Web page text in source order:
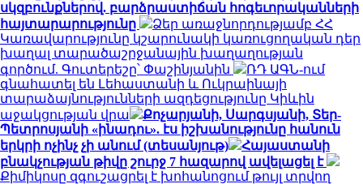
սկզբունքներով. բարձրաստիճան հոգեւորականների
հայտարարությունը
Ձեր առաջնորդությամբ ՀՀ
Կառավարությունը կշարունակի կառուցողական դեր
խաղալ տարածաշրջանային խաղաղության
գործում. Գուտերեշը՝ Փաշինյանին
ՌԴ ԱԳՆ-ում
գնահատել են Լեհաստանի և Ուկրաինայի
տարաձայնությունների ազդեցությունը Կիևին
աջակցության վրա
Քոչարյանի, Սարգսյանի, Տեր-
Պետրոսյանի «ինադու». էս իշխանությունը հանուն
երկրի ոչինչ չի անում (տեսանյութ)
Հայաստանի
բնակչության թիվը շուրջ 7 հազարով ավելացել է
Քիմիկոսը զգուշացրել է խոհանոցում թույլ տրվող